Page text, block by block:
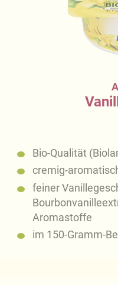
Bio-Qualität
cremig-
feiner
Aromastoffe
im 150-Gramm-